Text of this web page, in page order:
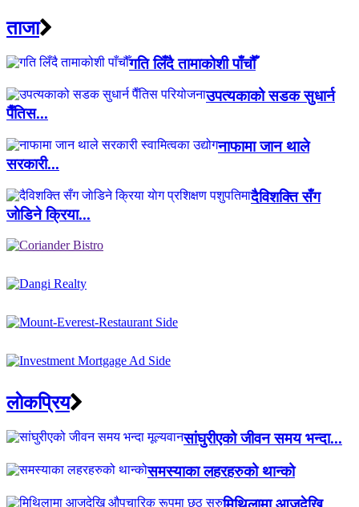
ताजा
गति लिँदै तामाकोशी पाँचौँ
उपत्यकाको सडक सुधार्न
पैँतिस...
नाफामा जान थाले
सरकारी...
दैविशक्ति सँग
जाेडिने क्रिया...
लाेकप्रिय
सांघुरीएको जीवन समय भन्दा...
समस्याका लहरहरुको थान्को